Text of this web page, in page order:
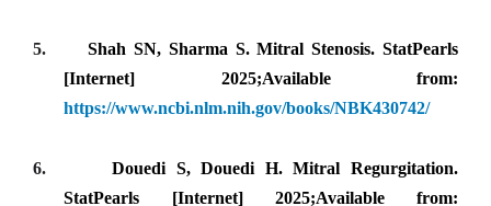
5.
Shah SN, Sharma S. Mitral Stenosis. StatPearls
[Internet] 2025;Available from:
https://www.ncbi.nlm.nih.gov/books/NBK430742/
6.
Douedi S, Douedi H. Mitral Regurgitation.
StatPearls [Internet] 2025;Available from: